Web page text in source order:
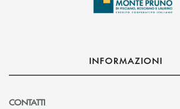
INFORMAZIONI
CONTATTI